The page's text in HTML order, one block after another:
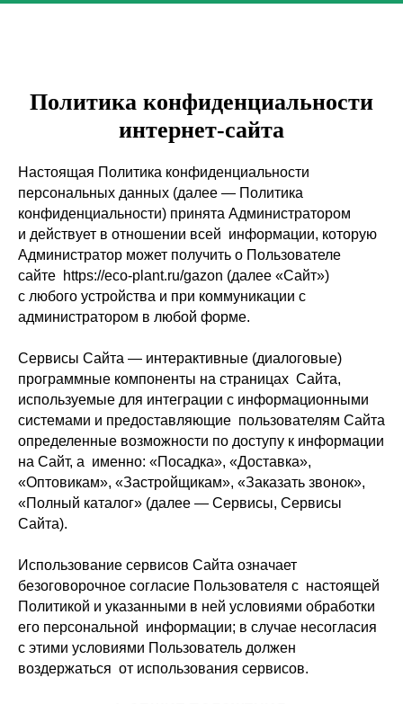
Политика конфиденциальности
интернет-сайта
Настоящая Политика конфиденциальности
персональных данных (далее — Политика
конфиденциальности) принята Администратором
и действует в отношении всей информации, которую
Администратор может получить о Пользователе
сайте https://eco-plant.ru/gazon (далее «Сайт»)
с любого устройства и при коммуникации с
администратором в любой форме.
Сервисы Сайта — интерактивные (диалоговые)
программные компоненты на страницах Сайта,
используемые для интеграции с информационными
системами и предоставляющие пользователям Сайта
определенные возможности по доступу к информации
на Сайт, а именно: «Посадка», «Доставка»,
«Оптовикам», «Застройщикам», «Заказать звонок»,
«Полный каталог» (далее — Сервисы, Сервисы
Сайта).
Использование сервисов Сайта означает
безоговорочное согласие Пользователя с настоящей
Политикой и указанными в ней условиями обработки
его персональной информации; в случае несогласия
с этими условиями Пользователь должен
воздержаться от использования сервисов.